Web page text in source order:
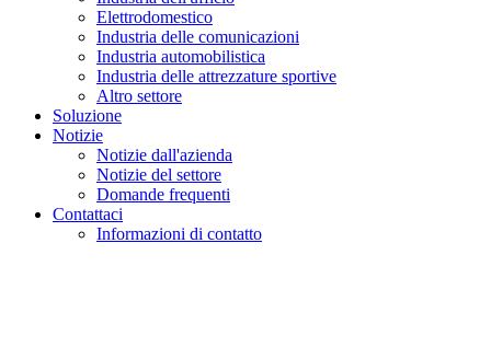
Elettrodomestico
Industria delle comunicazioni
Industria automobilistica
Industria delle attrezzature sportive
Altro settore
Soluzione
Notizie
Notizie dall'azienda
Notizie del settore
Domande frequenti
Contattaci
Informazioni di contatto